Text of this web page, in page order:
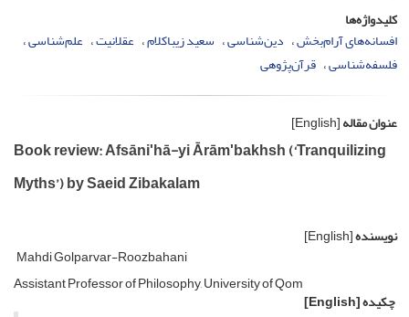
کلیدواژه‌ها
افسانه‌های آرام‌بخش دین‌شناسی سعید زیباکلام عقلانیت علم‌شناسی
فلسفه‌شناسی قرآن‌پژوهی
عنوان مقاله[English]
Book review: Afsāniʹhā-yi Ārāmʹbakhsh (‘Tranquilizing
Myths’) by Saeid Zibakalam
نویسنده[English]
Mahdi Golparvar-Roozbahani
Assistant Professor of Philosophy, University of Qom
چکیده[English]